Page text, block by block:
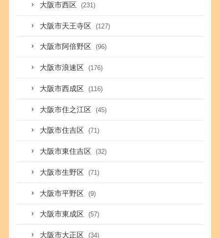
大阪市西区 (231)
大阪市天王寺区 (127)
大阪市阿倍野区 (96)
大阪市浪速区 (176)
大阪市西成区 (116)
大阪市住之江区 (45)
大阪市住吉区 (71)
大阪市東住吉区 (32)
大阪市生野区 (71)
大阪市平野区 (9)
大阪市東成区 (57)
大阪市大正区 (34)